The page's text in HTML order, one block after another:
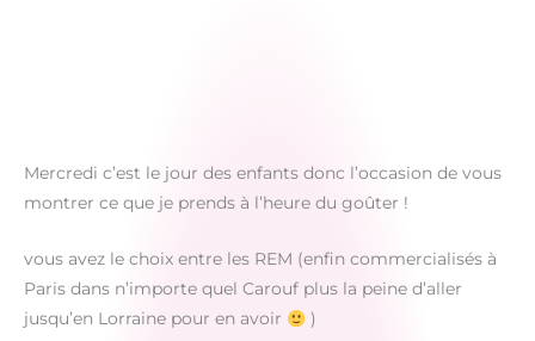
Mercredi c’est le jour des enfants donc l’occasion de vous
montrer ce que je prends à l’heure du goûter !
vous avez le choix entre les REM (enfin commercialisés à
Paris dans n’importe quel Carouf plus la peine d’aller
jusqu’en Lorraine pour en avoir
)